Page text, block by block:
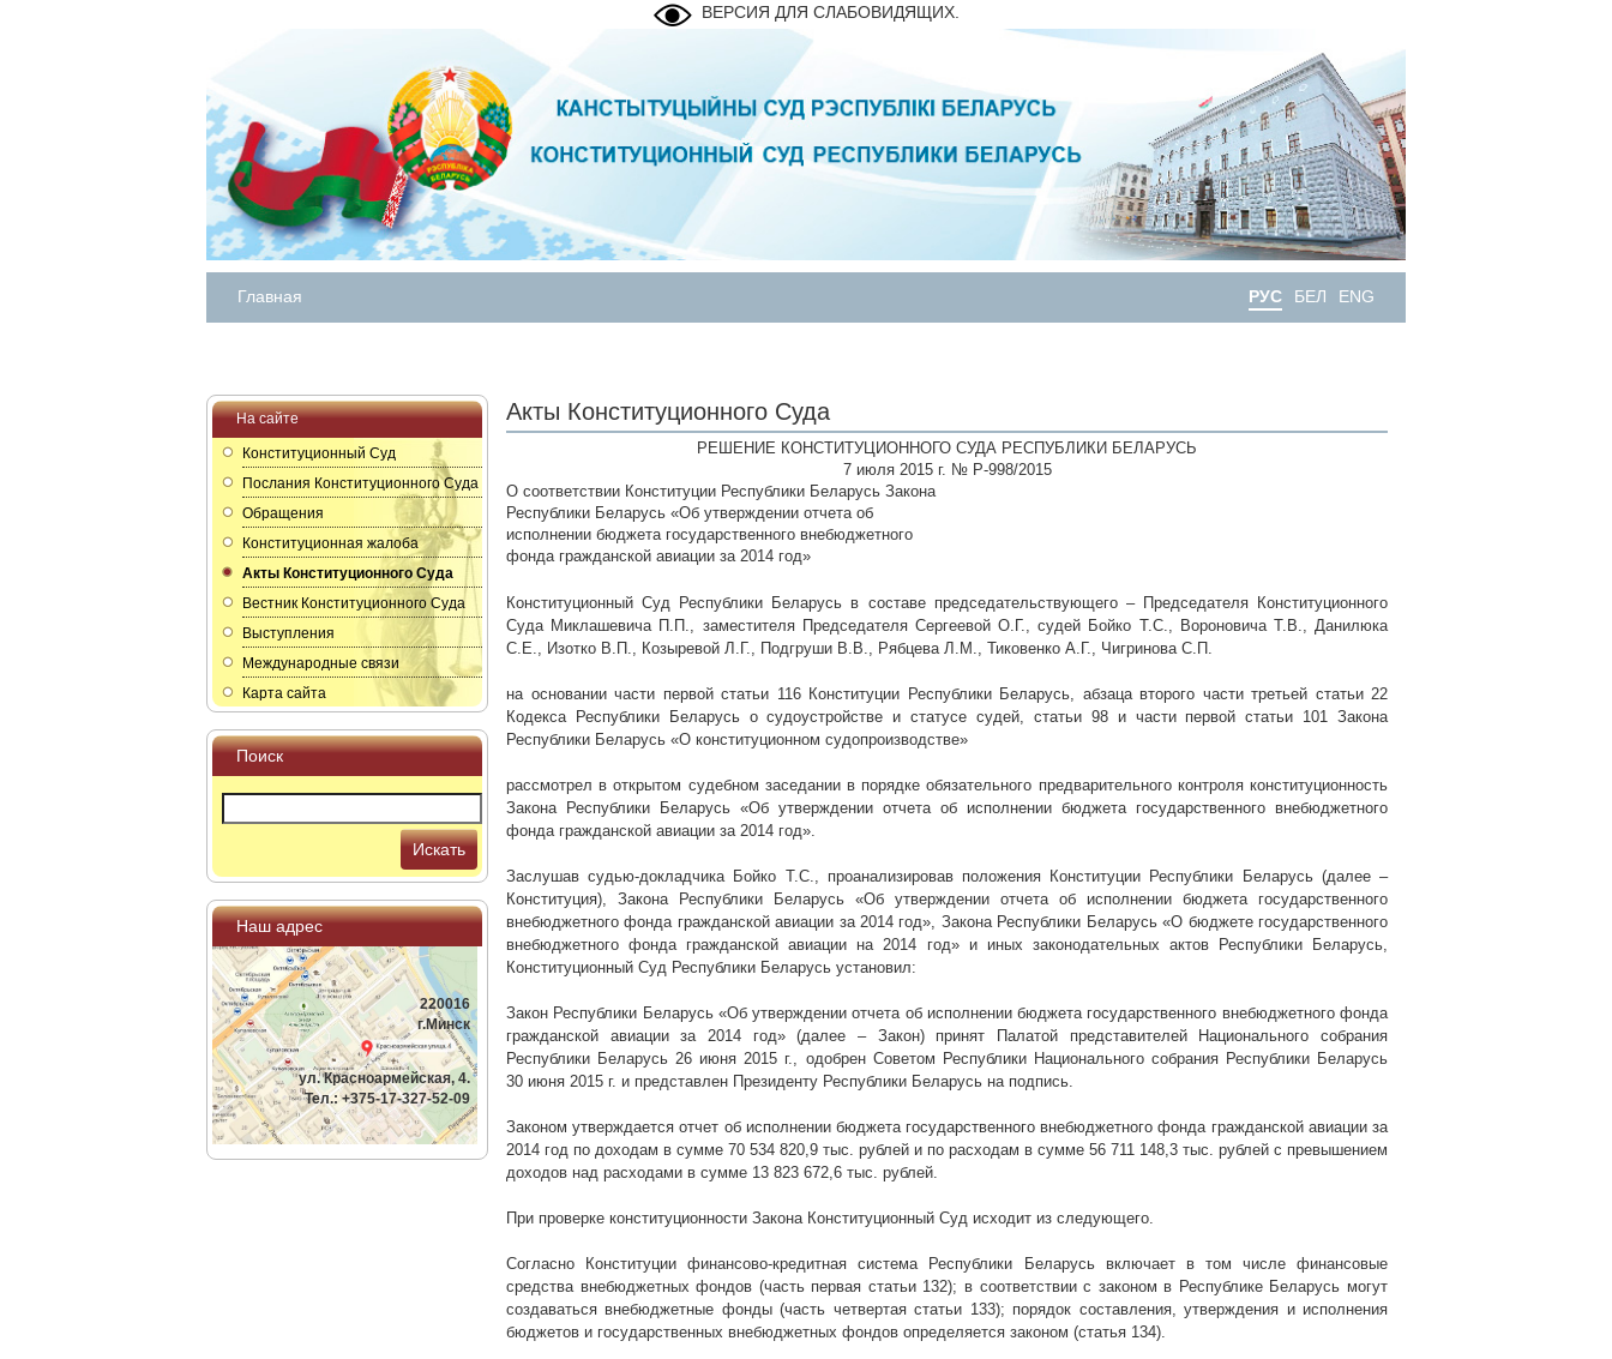
ВЕРСИЯ ДЛЯ СЛАБОВИДЯЩИХ.
Главная РУС БЕЛ ENG
На сайте
Конституционный Суд
Послания Конституционного Суда
Обращения
Конституционная жалоба
Акты Конституционного Суда
Вестник Конституционного Суда
Выступления
Международные связи
Карта сайта
Поиск
Искать
Наш адрес
220016
г.Минск
ул. Красноармейская, 4.
Тел.: +375-17-327-52-09
Акты Конституционного Суда
РЕШЕНИЕ КОНСТИТУЦИОННОГО СУДА РЕСПУБЛИКИ БЕЛАРУСЬ
7 июля 2015 г. № Р-998/2015
О соответствии Конституции Республики Беларусь Закона
Республики Беларусь «Об утверждении отчета об
исполнении бюджета государственного внебюджетного
фонда гражданской авиации за 2014 год»
Конституционный Суд Республики Беларусь в составе председательствующего – Председателя Конституционного
Суда Миклашевича П.П., заместителя Председателя Сергеевой О.Г., судей Бойко Т.С., Вороновича Т.В., Данилюка
С.Е., Изотко В.П., Козыревой Л.Г., Подгруши В.В., Рябцева Л.М., Тиковенко А.Г., Чигринова С.П.
на основании части первой статьи 116 Конституции Республики Беларусь, абзаца второго части третьей статьи 22
Кодекса Республики Беларусь о судоустройстве и статусе судей, статьи 98 и части первой статьи 101 Закона
Республики Беларусь «О конституционном судопроизводстве»
рассмотрел в открытом судебном заседании в порядке обязательного предварительного контроля конституционность
Закона Республики Беларусь «Об утверждении отчета об исполнении бюджета государственного внебюджетного
фонда гражданской авиации за 2014 год».
Заслушав судью-докладчика Бойко Т.С., проанализировав положения Конституции Республики Беларусь (далее –
Конституция), Закона Республики Беларусь «Об утверждении отчета об исполнении бюджета государственного
внебюджетного фонда гражданской авиации за 2014 год», Закона Республики Беларусь «О бюджете государственного
внебюджетного фонда гражданской авиации на 2014 год» и иных законодательных актов Республики Беларусь,
Конституционный Суд Республики Беларусь установил:
Закон Республики Беларусь «Об утверждении отчета об исполнении бюджета государственного внебюджетного фонда
гражданской авиации за 2014 год» (далее – Закон) принят Палатой представителей Национального собрания
Республики Беларусь 26 июня 2015 г., одобрен Советом Республики Национального собрания Республики Беларусь
30 июня 2015 г. и представлен Президенту Республики Беларусь на подпись.
Законом утверждается отчет об исполнении бюджета государственного внебюджетного фонда гражданской авиации за
2014 год по доходам в сумме 70 534 820,9 тыс. рублей и по расходам в сумме 56 711 148,3 тыс. рублей с превышением
доходов над расходами в сумме 13 823 672,6 тыс. рублей.
При проверке конституционности Закона Конституционный Суд исходит из следующего.
Согласно Конституции финансово-кредитная система Республики Беларусь включает в том числе финансовые
средства внебюджетных фондов (часть первая статьи 132); в соответствии с законом в Республике Беларусь могут
создаваться внебюджетные фонды (часть четвертая статьи 133); порядок составления, утверждения и исполнения
бюджетов и государственных внебюджетных фондов определяется законом (статья 134).